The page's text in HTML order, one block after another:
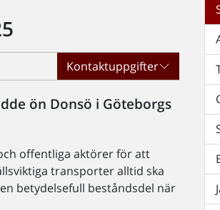
Kontaktuppgifter
ön Donsö i Göteborgs
offentliga aktörer för att
transporter alltid ska
betydelsefull beståndsdel när